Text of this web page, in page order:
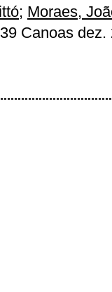
; Moraes,
Canoas dez.